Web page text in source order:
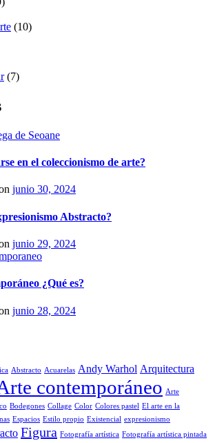
(10)
(7)
en el coleccionismo de arte?
junio 30, 2024
Abstracto?
junio 29, 2024
¿Qué es?
junio 28, 2024
Abstracto Acuarelas Andy Warhol Arquitectura
contemporáneo Arte
Bodegones Collage Color Colores pastel El arte en la
Espacios Estilo propio Existencial expresionismo
Figura Fotografía artística Fotografía artística pintada